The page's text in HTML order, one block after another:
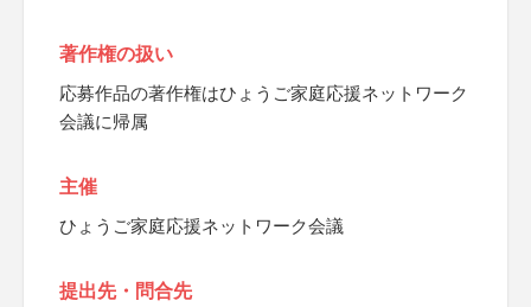
著作権の扱い
応募作品の著作権はひょうご家庭応援ネットワーク
会議に帰属
主催
ひょうご家庭応援ネットワーク会議
提出先・問合先